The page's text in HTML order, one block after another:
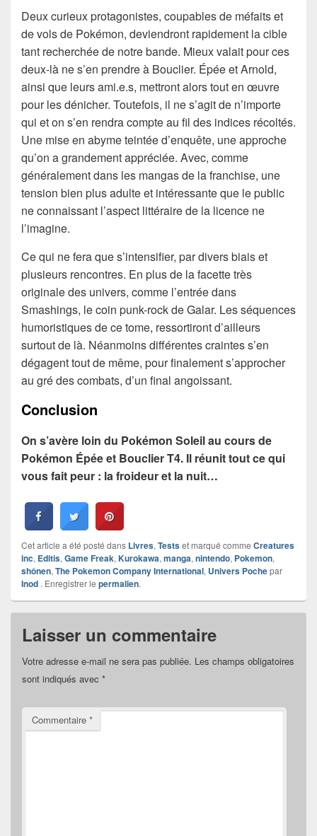
Deux curieux protagonistes, coupables de méfaits et
de vols de Pokémon, deviendront rapidement la cible
tant recherchée de notre bande. Mieux valait pour ces
deux-là ne s’en prendre à Bouclier. Épée et Arnold,
ainsi que leurs ami.e.s, mettront alors tout en œuvre
pour les dénicher. Toutefois, il ne s’agit de n’importe
qui et on s’en rendra compte au fil des indices récoltés.
Une mise en abyme teintée d’enquête, une approche
qu’on a grandement appréciée. Avec, comme
généralement dans les mangas de la franchise, une
tension bien plus adulte et intéressante que le public
ne connaissant l’aspect littéraire de la licence ne
l’imagine.
Ce qui ne fera que s’intensifier, par divers biais et
plusieurs rencontres. En plus de la facette très
originale des univers, comme l’entrée dans
Smashings, le coin punk-rock de Galar. Les séquences
humoristiques de ce tome, ressortiront d’ailleurs
surtout de là. Néanmoins différentes craintes s’en
dégagent tout de même, pour finalement s’approcher
au gré des combats, d’un final angoissant.
Conclusion
On s’avère loin du Pokémon Soleil au cours de
Pokémon Épée et Bouclier T4. Il réunit tout ce qui
vous fait peur : la froideur et la nuit…
Cet article a été posté dans Livres, Testset marqué comme Creatures
inc, Editis, Game Freak, Kurokawa, manga, nintendo, Pokemon,
shônen, The Pokemon Company International, Univers Pochepar
Inod . Enregistrer le permalien.
Laisser un commentaire
Votre adresse e-mail ne sera pas publiée. Les champs obligatoires
sont indiqués avec *
Commentaire *